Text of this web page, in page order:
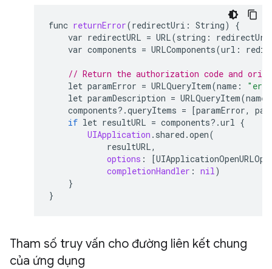
func returnError(redirectUri : String)
{
var redirectURL = URL(string : redirectUri
var components = URLComponents(url :
// Return the authorization code and
let paramError = URLQueryItem(name :
let paramDescription = URLQueryItem(name
components? .queryItems = [paramError,
if let resultURL = components? .url {
UIApplication . shared .open(
resultURL,
options : [
completionHandler : nil)
}
}
Tham số truy vấn cho đường liên kết chung
của ứng dụng